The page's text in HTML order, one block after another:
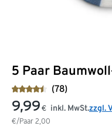
5 Paar
(78)
9,99 €
€/Paar 2,00
inkl. MwSt.zzgl.